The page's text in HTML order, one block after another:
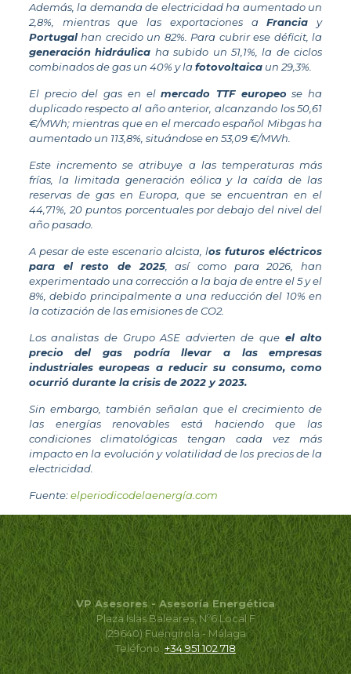
Además, la demanda de electricidad ha aumentado un
2,8%, mientras que las exportaciones aFrancia y
Portugalhan crecido un 82%. Para cubrir ese déficit, la
generación hidráulica ha subido un 51,1%, la de ciclos
combinados de gas un 40% y lafotovoltaicaun 29,3%.
El precio del gas en elmercado TTF europeo se ha
duplicado respecto al año anterior, alcanzando los 50,61
€/MWh; mientras que en el mercado español Mibgas ha
aumentado un 113,8%, situándose en 53,09 €/MWh.
Este incremento se atribuye a las temperaturas más
frías, la limitada generación eólica y la caída de las
reservas de gas en Europa, que se encuentran en el
44,71%, 20 puntos porcentuales por debajo del nivel del
año pasado.
A pesar de este escenario alcista, los futuros eléctricos
para el resto de 2025, así como para 2026, han
experimentado una corrección a la baja de entre el 5 y el
8%, debido principalmente a una reducción del 10% en
la cotización de las emisiones de CO2.
Los analistas de Grupo ASE advierten de que el alto
precio del gas podría llevar a las empresas
industriales europeas a reducir su consumo, como
ocurrió durante la crisis de 2022 y 2023.
Sin embargo, también señalan que el crecimiento de
las energías renovables está haciendo que las
condiciones climatológicas tengan cada vez más
impacto en la evolución y volatilidad de los precios de la
electricidad.
Fuente:elperiodicodelaenergía.com
VP Asesores - Asesoría Energética
Plaza Islas Baleares, Nº6 Local F
(29640) Fuengirola - Málaga
Teléfono:+34 951 102 718